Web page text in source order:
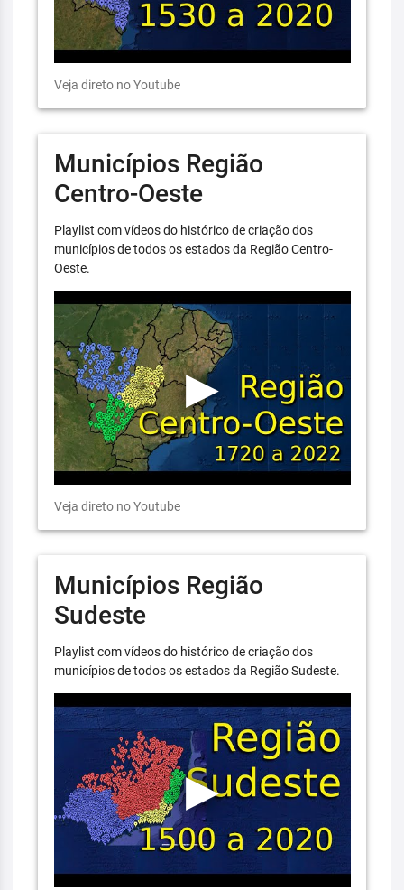
Veja direto no Youtube
Municípios Região
Centro-Oeste
Playlist com vídeos do histórico de criação dos
municípios de todos os estados da Região Centro-
Oeste.
Veja direto no Youtube
Municípios Região
Sudeste
Playlist com vídeos do histórico de criação dos
municípios de todos os estados da Região Sudeste.